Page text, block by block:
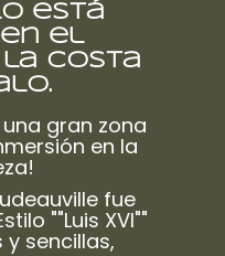
está
el
la Costa
una gran zona
en la
fue
""Luis XVI""
sencillas,